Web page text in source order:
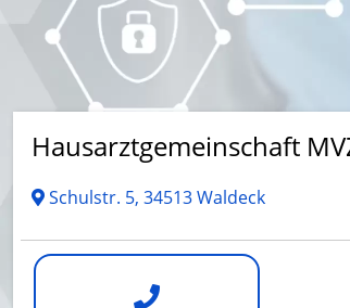
Hausarztgemeinschaft
Schulstr. 5, 34513 Waldeck